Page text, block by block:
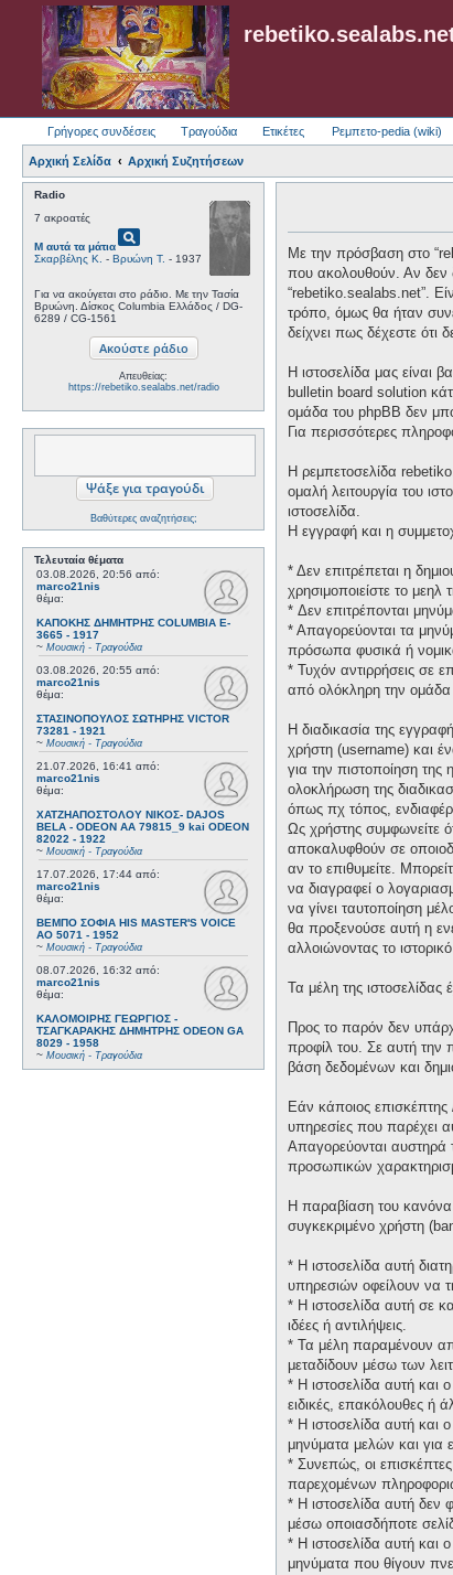
Γρήγορες συνδέσεις Τραγούδια Ετικέτες Ρεμπετο-pedia (wiki)
Αρχική Σελίδα Αρχική Συζητήσεων
Radio
7 ακροατές
Μ αυτά τα μάτιαpageview
Σκαρβέλης Κ. - Βρυώνη Τ. - 1937
Για να ακούγεται στο ράδιο. Με την Τασία
Βρυώνη. Δίσκος Columbia Ελλάδος / DG-
6289 / CG-1561
Απευθείας:
https://rebetiko.sealabs.net/radio
Βαθύτερες αναζητήσεις;
Τελευταία θέματα
03.08.2026, 20:56 από:
marco21nis
θέμα:
ΚΑΠΟΚΗΣ ΔΗΜΗΤΡΗΣ COLUMBIA E-
3665 - 1917
~ Μουσική - Τραγούδια
03.08.2026, 20:55 από:
marco21nis
θέμα:
ΣΤΑΣΙΝΟΠΟΥΛΟΣ ΣΩΤΗΡΗΣ VICTOR
73281 - 1921
~ Μουσική - Τραγούδια
21.07.2026, 16:41 από:
marco21nis
θέμα:
ΧΑΤΖΗΑΠΟΣΤΟΛΟΥ ΝΙΚΟΣ- DAJOS
BELA - ODEON AA 79815_9 kai ODEON
82022 - 1922
~ Μουσική - Τραγούδια
17.07.2026, 17:44 από:
marco21nis
θέμα:
ΒΕΜΠΟ ΣΟΦΙΑ HIS MASTER'S VOICE
AO 5071 - 1952
~ Μουσική - Τραγούδια
08.07.2026, 16:32 από:
marco21nis
θέμα:
ΚΑΛΟΜΟΙΡΗΣ ΓΕΩΡΓΙΟΣ -
ΤΣΑΓΚΑΡΑΚΗΣ ΔΗΜΗΤΡΗΣ ODEON GA
8029 - 1958
~ Μουσική - Τραγούδια
Με την πρόσβαση στο
που ακολουθούν. Αν δεν
“rebetiko.sealabs.net”.
τρόπο, όμως θα ήταν
δείχνει πως δέχεστε
Η ιστοσελίδα μας είναι
bulletin board solution
ομάδα του phpBB δεν
Για περισσότερες
Η ρεμπετοσελίδα
ομαλή λειτουργία του
ιστοσελίδα.
Η εγγραφή και η
* Δεν επιτρέπεται η
χρησιμοποιείστε το
* Δεν επιτρέπονται
* Απαγορεύονται τα
πρόσωπα φυσικά ή
* Τυχόν αντιρρήσεις σε
από ολόκληρη την
Η διαδικασία της
χρήστη (username) και
για την πιστοποίηση
ολοκλήρωση της
όπως πχ τόπος,
Ως χρήστης συμφωνείτε
αποκαλυφθούν σε
αν το επιθυμείτε.
να διαγραφεί ο
να γίνει ταυτοποίηση
θα προξενούσε αυτή η
αλλοιώνοντας το
Τα μέλη της
Προς το παρόν δεν
προφίλ του. Σε αυτή την
βάση δεδομένων και
Εάν κάποιος
υπηρεσίες που παρέχει
Απαγορεύονται αυστηρά
προσωπικών
Η παραβίαση του κανόνα
συγκεκριμένο χρήστη
* H ιστοσελίδα αυτή
υπηρεσιών οφείλουν να
* H ιστοσελίδα αυτή σε
ιδέες ή αντιλήψεις.
* Τα μέλη παραμένουν
μεταδίδουν μέσω των
* H ιστοσελίδα αυτή και
ειδικές, επακόλουθες ή
* H ιστοσελίδα αυτή και
μηνύματα μελών και για
* Συνεπώς, οι
παρεχομένων
* H ιστοσελίδα αυτή δεν
μέσω οποιασδήποτε
* H ιστοσελίδα αυτή και
μηνύματα που θίγουν